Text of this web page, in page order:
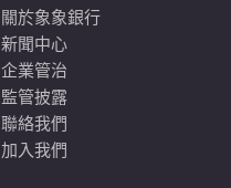
關於象象銀行
新聞中心
企業管治
監管披露
聯絡我們
加入我們